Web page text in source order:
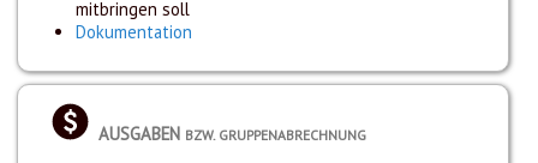
mitbringen soll
Dokumentation
AUSGABEN BZW. GRUPPENABRECHNUNG